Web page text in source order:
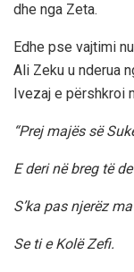
dhe nga Zeta.
Edhe pse vajtimi
Ali Zeku u nderua
Ivezaj e përshkroi
“Prej majës së
E deri në breg të
S’ka pas njerëz ma
Se ti e Kolë Zefi.